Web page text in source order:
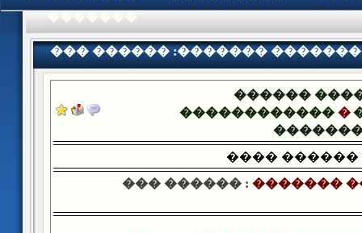
��� ������ :�������
������
�������������
���� ������
��� ������ : �������